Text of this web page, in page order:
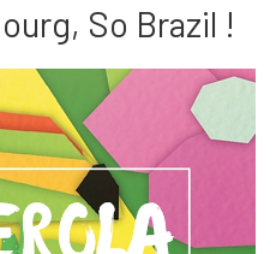
So Brazil !